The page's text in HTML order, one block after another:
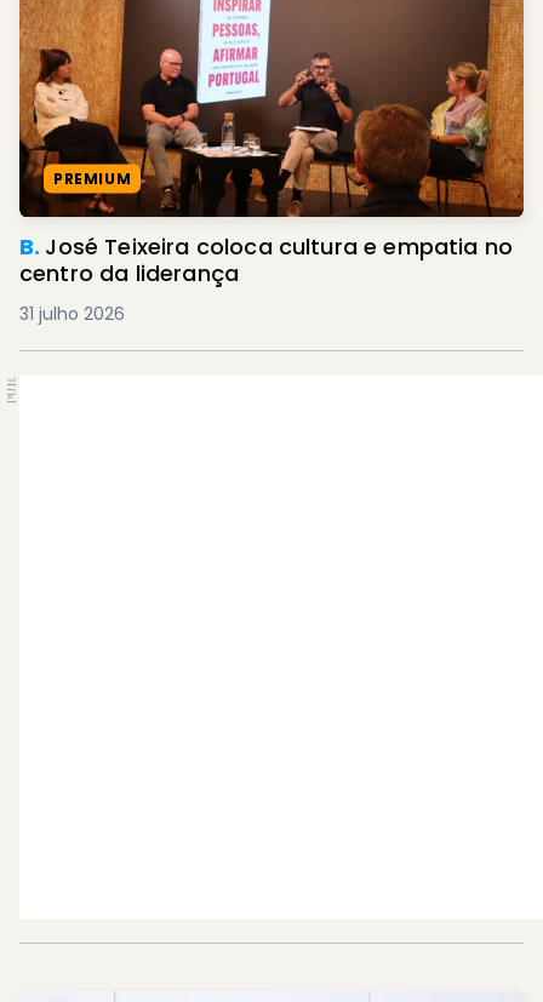
PREMIUM
B. José Teixeira coloca cultura e empatia no
centro da liderança
31 julho 2026
PUB.